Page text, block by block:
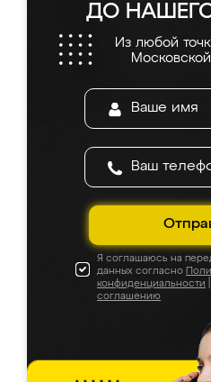
ДО
Из любой
Я соглашаюсь на
данных согласно
конфиденциальности
соглашению